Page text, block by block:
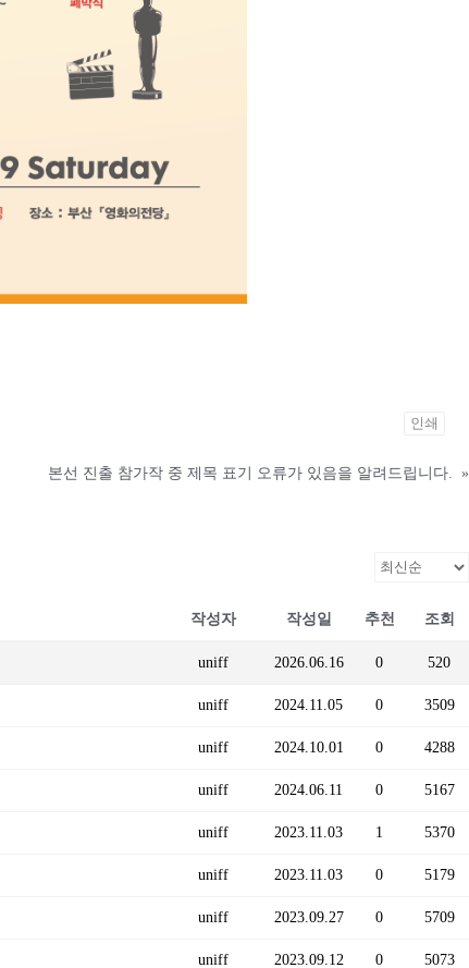
인쇄
본선 진출 참가작 중 제목 표기 오류가 있음을 알려드립니다. »
작성자 작성일 추천 조회
uniff 2026.06.16 0 520
uniff 2024.11.05 0 3509
uniff 2024.10.01 0 4288
uniff 2024.06.11 0 5167
uniff 2023.11.03 1 5370
uniff 2023.11.03 0 5179
uniff 2023.09.27 0 5709
uniff 2023.09.12 0 5073